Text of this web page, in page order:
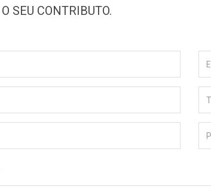
SEU CONTRIBUTO.